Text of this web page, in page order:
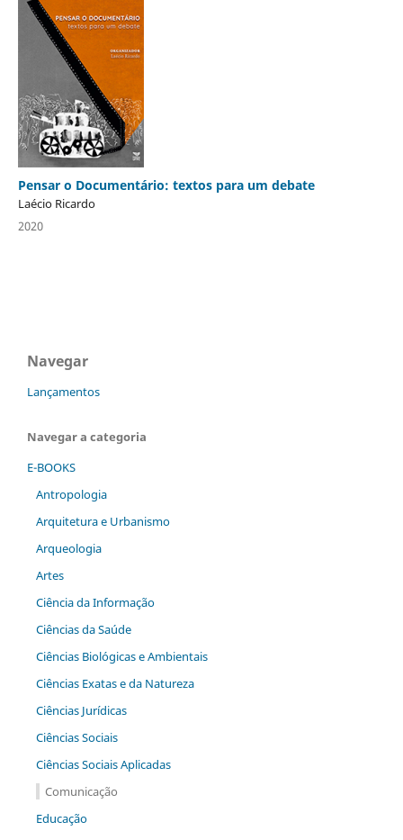
Pensar o Documentário: textos para um debate
Laécio Ricardo
2020
Navegar
Lançamentos
Navegar a categoria
E-BOOKS
Antropologia
Arquitetura e Urbanismo
Arqueologia
Artes
Ciência da Informação
Ciências da Saúde
Ciências Biológicas e Ambientais
Ciências Exatas e da Natureza
Ciências Jurídicas
Ciências Sociais
Ciências Sociais Aplicadas
Comunicação
Educação